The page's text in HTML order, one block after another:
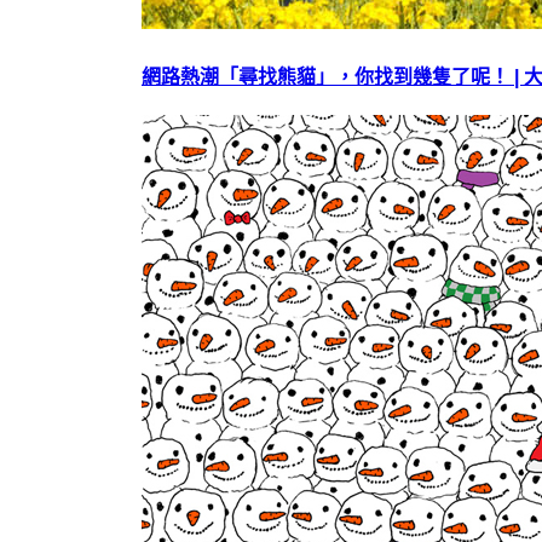
網路熱潮「尋找熊貓」，你找到幾隻了呢！ |